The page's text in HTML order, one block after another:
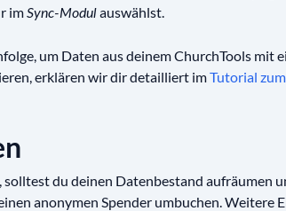
imSync-Modulauswählst.
um Daten aus deinem ChurchTools mit
erklären wir dir detailliert imTutorial zum
du deinen Datenbestand aufräumen
anonymen Spender umbuchen. Weitere